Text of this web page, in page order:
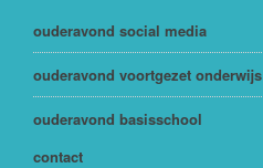
ouderavond social media
ouderavond voortgezet onderwijs
ouderavond basisschool
contact